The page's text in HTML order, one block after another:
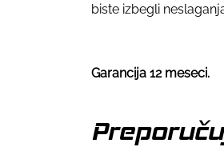
biste izbegli
Garancija 12 meseci.